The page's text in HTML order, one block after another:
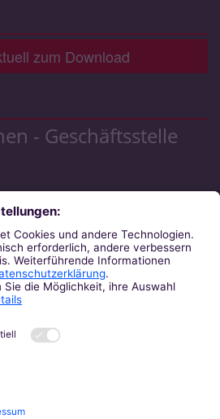
zum Download
- Geschäftsstelle
- 0 (Geschäftsstelle) / -3
aachen.de
Uhr
Uhr
Uhr
Uhr
Rechtsberatung statt.